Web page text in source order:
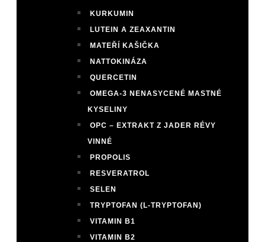
KURKUMIN
LUTEIN A ZEAXANTIN
MATEŘÍ KAŠIČKA
NATTOKINÁZA
QUERCETIN
OMEGA-3 NENASYCENÉ MASTNÉ
KYSELINY
OPC – EXTRAKT Z JADER RÉVY
VINNÉ
PROPOLIS
RESVERATROL
SELEN
TRYPTOFAN (L-TRYPTOFAN)
VITAMIN B1
VITAMIN B2